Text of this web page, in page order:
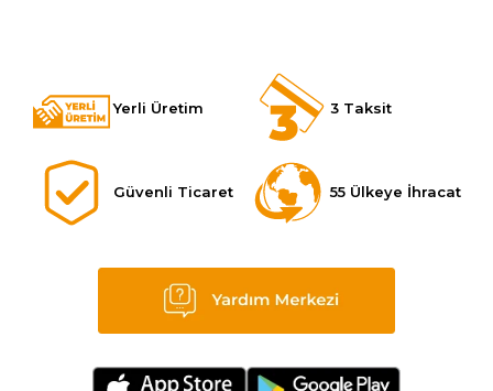
Yerli Üretim 3 Taksit
Güvenli Ticaret 55 Ülkeye İhracat